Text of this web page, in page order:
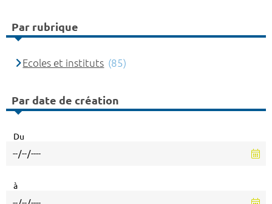
Par rubrique
Ecoles et instituts (85)
Par date de création
Du
à